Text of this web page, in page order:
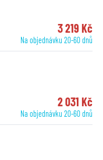
3 219 Kč
Na objednávku 20-60 dnů
2 031 Kč
Na objednávku 20-60 dnů